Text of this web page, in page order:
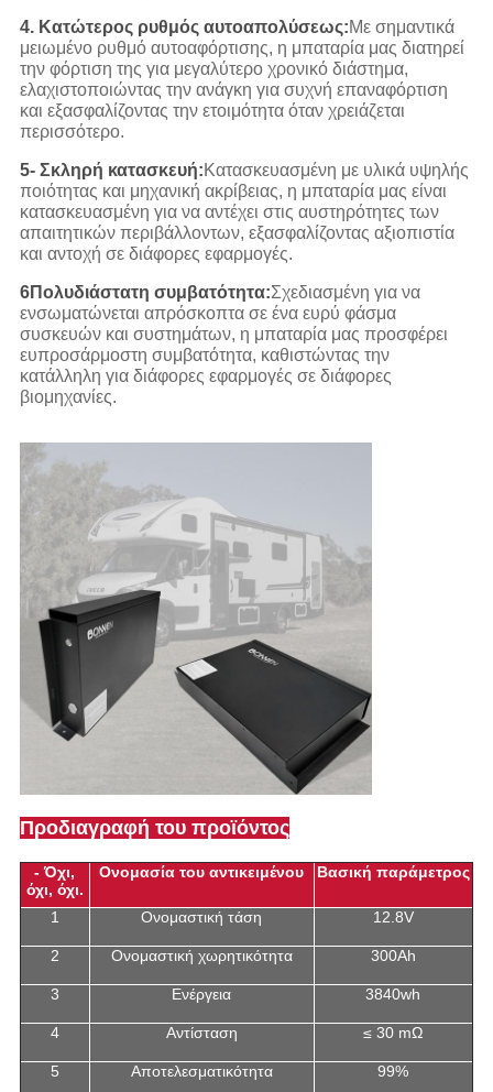
4. Κατώτερος ρυθμός αυτοαπολύσεως:Με σημαντικά
μειωμένο ρυθμό αυτοαφόρτισης, η μπαταρία μας διατηρεί
την φόρτιση της για μεγαλύτερο χρονικό διάστημα,
ελαχιστοποιώντας την ανάγκη για συχνή επαναφόρτιση
και εξασφαλίζοντας την ετοιμότητα όταν χρειάζεται
περισσότερο.
5- Σκληρή κατασκευή:Κατασκευασμένη με υλικά υψηλής
ποιότητας και μηχανική ακρίβειας, η μπαταρία μας είναι
κατασκευασμένη για να αντέχει στις αυστηρότητες των
απαιτητικών περιβάλλοντων, εξασφαλίζοντας αξιοπιστία
και αντοχή σε διάφορες εφαρμογές.
6Πολυδιάστατη συμβατότητα:Σχεδιασμένη για να
ενσωματώνεται απρόσκοπτα σε ένα ευρύ φάσμα
συσκευών και συστημάτων, η μπαταρία μας προσφέρει
ευπροσάρμοστη συμβατότητα, καθιστώντας την
κατάλληλη για διάφορες εφαρμογές σε διάφορες
βιομηχανίες.
Προδιαγραφή του προϊόντος
- Όχι,
όχι, όχι.
Ονομασία του αντικειμένου Βασική παράμετρος
1 Ονομαστική τάση 12.8V
2 Ονομαστική χωρητικότητα 300Ah
3 Ενέργεια 3840wh
4 Αντίσταση ≤ 30 mΩ
5 Αποτελεσματικότητα 99%